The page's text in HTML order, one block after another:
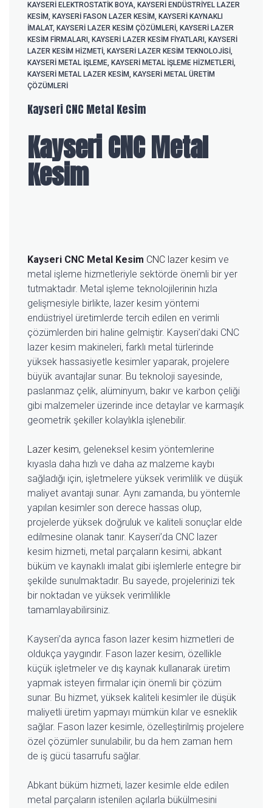
KAYSERİ ELEKTROSTATIK BOYA, KAYSERİ ENDÜSTRIYEL LAZER
KESIM, KAYSERİ FASON LAZER KESIM, KAYSERİ KAYNAKLI
IMALAT, KAYSERİ LAZER KESIM ÇÖZÜMLERI, KAYSERİ LAZER
KESIM FIRMALARI , KAYSERİ LAZER KESIM FIYATLARI , KAYSERİ
LAZER KESIM HIZMETI, KAYSERİ LAZER KESIM TEKNOLOJISI,
KAYSERİ METAL IŞLEME, KAYSERİ METAL IŞLEME HIZMETLERI,
KAYSERI METAL LAZER KESIM, KAYSERİ METAL ÜRETIM
ÇÖZÜMLERI
Kayseri CNC Metal Kesim
Kayseri CNC Metal
Kesim
Kayseri CNC Metal Kesim CNC lazer kesim ve
metal işleme hizmetleriyle sektörde önemli bir yer
tutmaktadır. Metal işleme teknolojilerinin hızla
gelişmesiyle birlikte, lazer kesim yöntemi
endüstriyel üretimlerde tercih edilen en verimli
çözümlerden biri haline gelmiştir. Kayseri’daki CNC
lazer kesim makineleri, farklı metal türlerinde
yüksek hassasiyetle kesimler yaparak, projelere
büyük avantajlar sunar. Bu teknoloji sayesinde,
paslanmaz çelik, alüminyum, bakır ve karbon çeliği
gibi malzemeler üzerinde ince detaylar ve karmaşık
geometrik şekiller kolaylıkla işlenebilir.
Lazer kesim, geleneksel kesim yöntemlerine
kıyasla daha hızlı ve daha az malzeme kaybı
sağladığı için, işletmelere yüksek verimlilik ve düşük
maliyet avantajı sunar. Aynı zamanda, bu yöntemle
yapılan kesimler son derece hassas olup,
projelerde yüksek doğruluk ve kaliteli sonuçlar elde
edilmesine olanak tanır. Kayseri’da CNC lazer
kesim hizmeti, metal parçaların kesimi, abkant
büküm ve kaynaklı imalat gibi işlemlerle entegre bir
şekilde sunulmaktadır. Bu sayede, projelerinizi tek
bir noktadan ve yüksek verimlilikle
tamamlayabilirsiniz.
Kayseri’da ayrıca fason lazer kesim hizmetleri de
oldukça yaygındır. Fason lazer kesim, özellikle
küçük işletmeler ve dış kaynak kullanarak üretim
yapmak isteyen firmalar için önemli bir çözüm
sunar. Bu hizmet, yüksek kaliteli kesimler ile düşük
maliyetli üretim yapmayı mümkün kılar ve esneklik
sağlar. Fason lazer kesimle, özelleştirilmiş projelere
özel çözümler sunulabilir, bu da hem zaman hem
de iş gücü tasarrufu sağlar.
Abkant büküm hizmeti, lazer kesimle elde edilen
metal parçaların istenilen açılarla bükülmesini